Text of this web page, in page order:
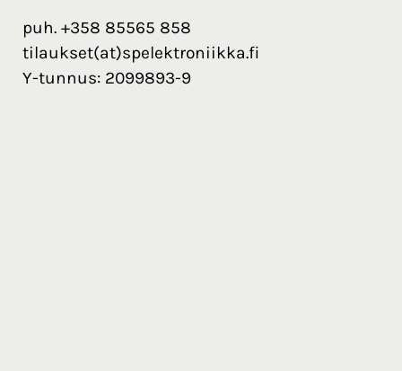
puh. +358 85565 858
tilaukset(at)spelektroniikka.fi
Y-tunnus: 2099893-9